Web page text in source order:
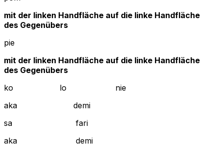
mit der linken Handfläche auf die linke Handfläche
des Gegenübers
pie
mit der linken Handfläche auf die linke Handfläche
des Gegenübers
ko lo nie
aka demi
sa fari
aka demi